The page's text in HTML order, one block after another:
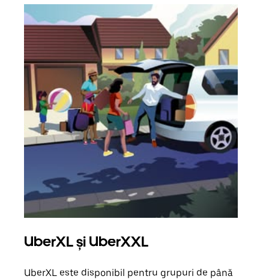
UberXL și UberXXL
UberXL este disponibil pentru grupuri de până